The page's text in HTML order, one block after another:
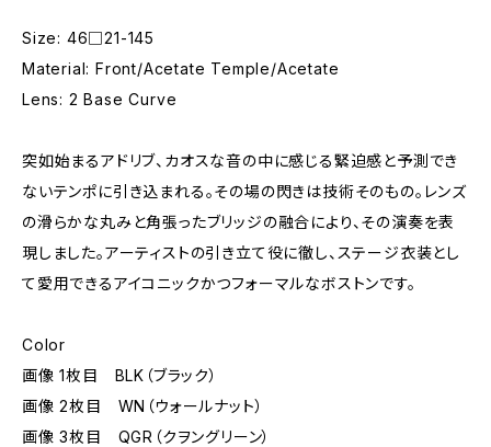
Size: 46□21-145
Material: Front/Acetate Temple/Acetate
Lens: 2 Base Curve
突如始まるアドリブ、カオスな音の中に感じる緊迫感と予測でき
ないテンポに引き込まれる。その場の閃きは技術そのもの。レンズ
の滑らかな丸みと角張ったブリッジの融合により、その演奏を表
現しました。アーティストの引き立て役に徹し、ステージ衣装とし
て愛用できるアイコニックかつフォーマルなボストンです。
Color
画像 1枚目 BLK（ブラック）
画像 2枚目 WN（ウォールナット）
画像 3枚目 QGR（クヲングリーン）